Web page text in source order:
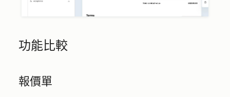
功能比較
報價單